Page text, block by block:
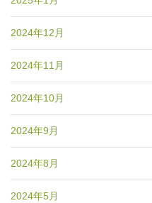
2024年12月
2024年11月
2024年10月
2024年9月
2024年8月
2024年5月